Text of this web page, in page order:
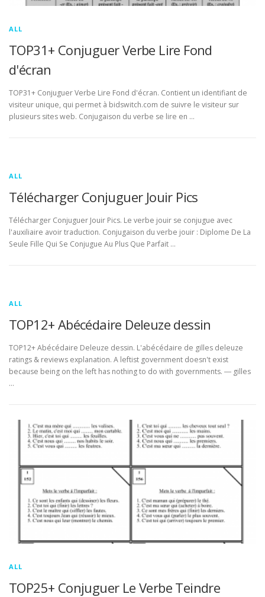
ALL
TOP31+ Conjuguer Verbe Lire Fond
d'écran
TOP31+ Conjuguer Verbe Lire Fond d'écran. Contient un identifiant de
visiteur unique, qui permet à bidswitch.com de suivre le visiteur sur
plusieurs sites web. Conjugaison du verbe se lire en …
ALL
Télécharger Conjuguer Jouir Pics
Télécharger Conjuguer Jouir Pics. Le verbe jouir se conjugue avec
l'auxiliaire avoir traduction. Conjugaison du verbe jouir : Diplome De La
Seule Fille Qui Se Conjugue Au Plus Que Parfait …
ALL
TOP12+ Abécédaire Deleuze dessin
TOP12+ Abécédaire Deleuze dessin. L'abécédaire de gilles deleuze
ratings & reviews explanation. A leftist government doesn't exist
because being on the left has nothing to do with governments. ― gilles
…
ALL
TOP25+ Conjuguer Le Verbe Teindre